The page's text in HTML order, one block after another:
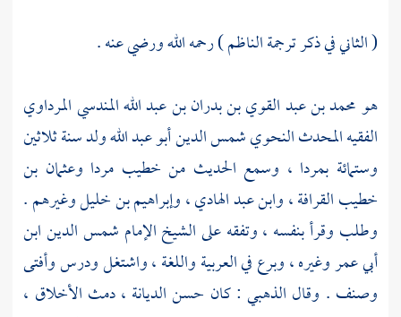
( الثاني في ذكر ترجمةالناظم) رحمه الله ورضي عنه .
هومحمد بن عبد القوي بن بدران بن عبد الله المندسي المرداوي
الفقيه المحدث النحوي شمس الدين أبو عبد الله ولد سنة ثلاثين
وستمائة بمردا ، وسمع الحديث من خطيب مردا وعثمان بن
خطيب القرافة،وابن عبد الهادي،وإبراهيم بن خليلوغيرهم .
وطلب وقرأ بنفسه ، وتفقه على الشيخ الإمام شمس الدينابن
أبي عمروغيره ، وبرع في العربية واللغة ، واشتغل ودرس وأفتى
وصنف . وقال الذهبي : كان حسن الديانة ، دمث الأخلاق ،